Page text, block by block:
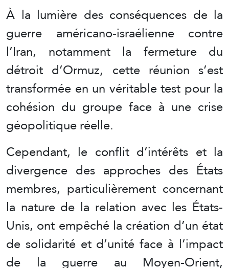
À la lumière des conséquences de la
guerre américano-israélienne contre
l’Iran, notamment la fermeture du
détroit d’Ormuz, cette réunion s’est
transformée en un véritable test pour la
cohésion du groupe face à une crise
géopolitique réelle.
Cependant, le conflit d’intérêts et la
divergence des approches des États
membres, particulièrement concernant
la nature de la relation avec les États-
Unis, ont empêché la création d’un état
de solidarité et d’unité face à l’impact
de la guerre au Moyen-Orient,